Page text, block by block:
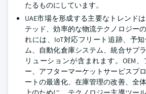
たるものにしています。
UAE市場を形成する主要なトレンド
テッド、効率的な物流テクノロジー
れには、IoT対応フリート追跡、予
ム、自動化倉庫システム、統合サプ
リューションが含まれます。OEM
ー、アフターマーケットサービスプ
ートの最適化、在庫管理の改善、全